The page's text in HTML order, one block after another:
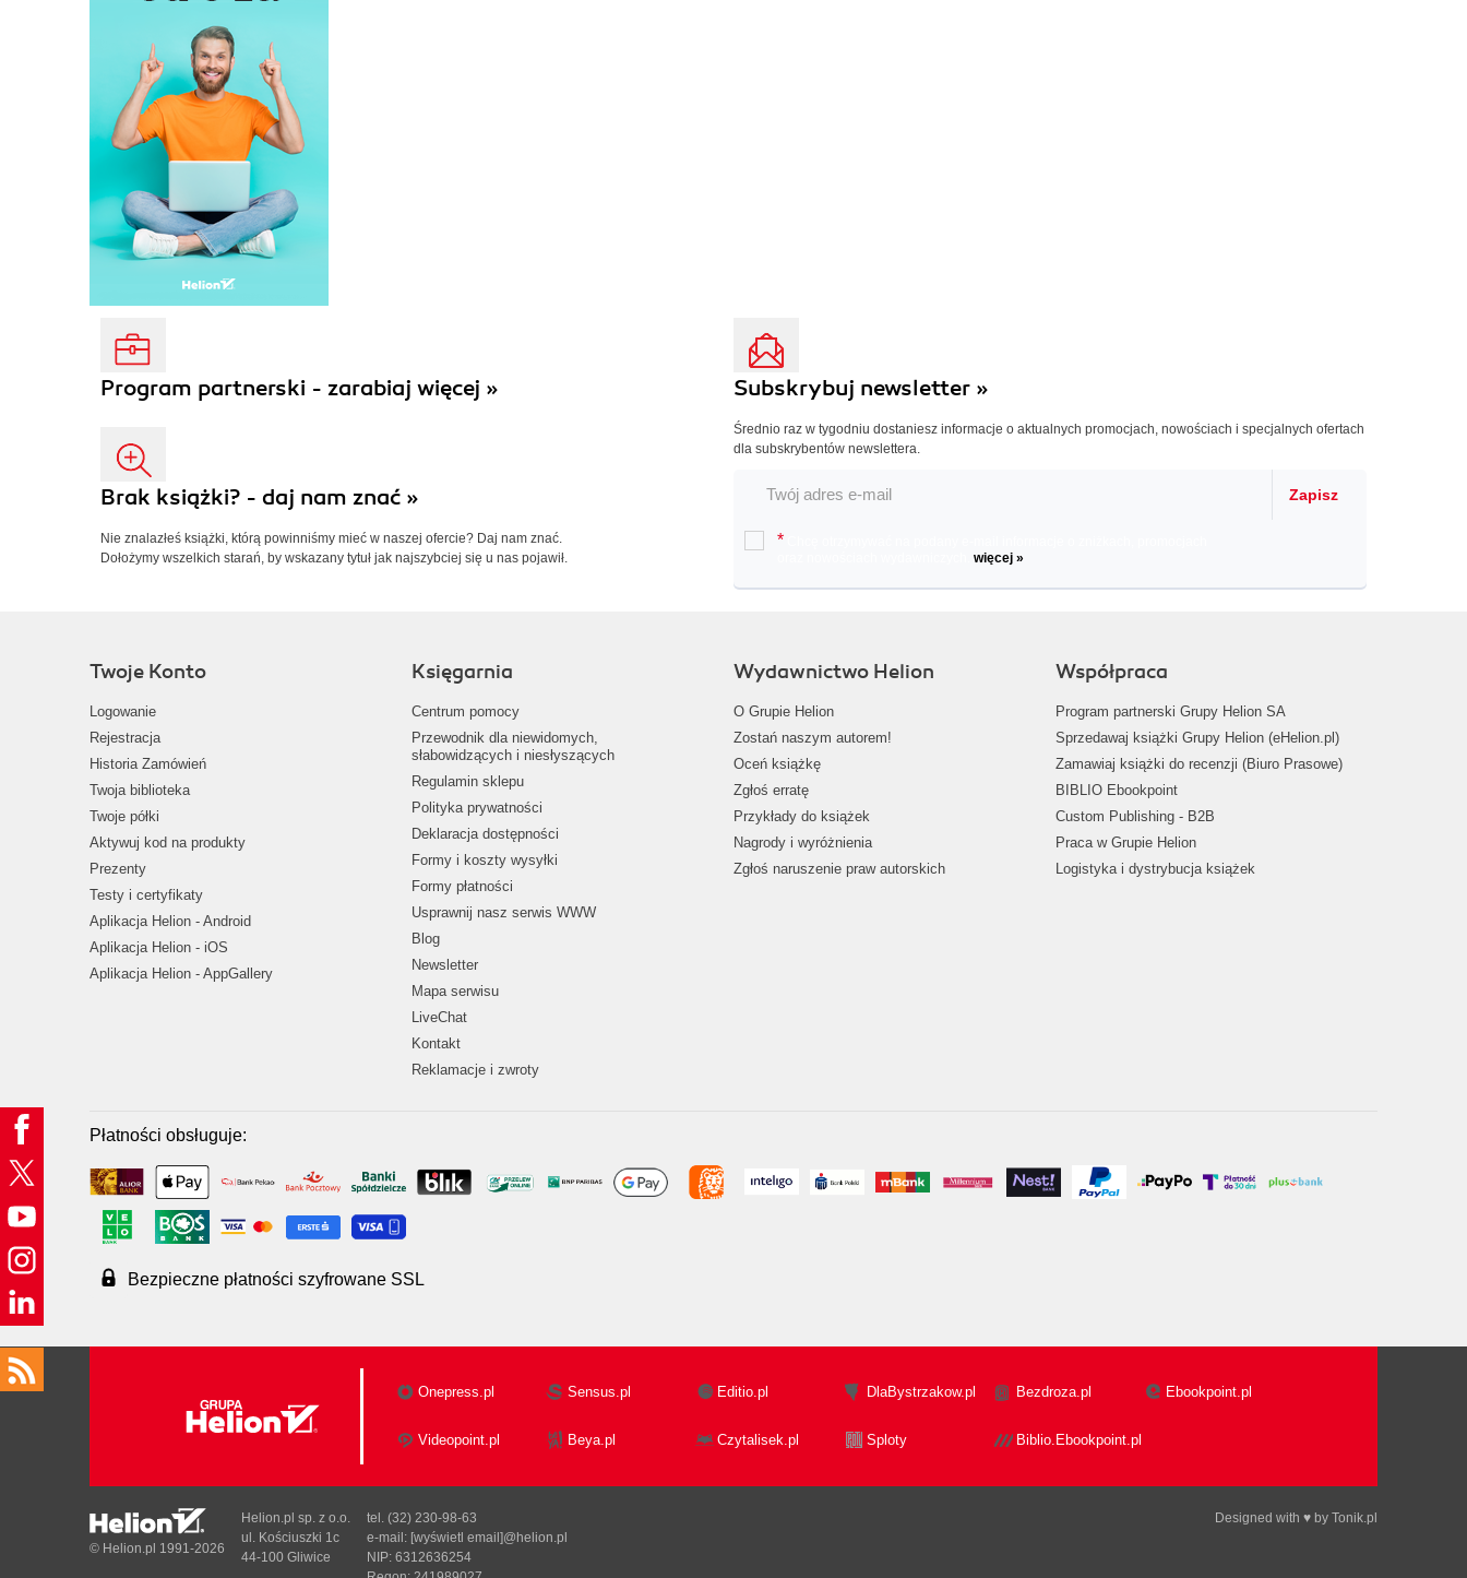
Program partnerski - zarabiaj więcej »
Brak książki? - daj nam znać »
Nie znalazłeś książki, którą powinniśmy mieć w naszej ofercie? Daj nam znać.
Dołożymy wszelkich starań, by wskazany tytuł jak najszybciej się u nas pojawił.
Subskrybuj newsletter »
Średnio raz w tygodniu dostaniesz informacje o aktualnych promocjach, nowościach i specjalnych ofertach
dla subskrybentów newslettera.
Zapisz
*
więcej »
Twoje Konto
Logowanie
Rejestracja
Historia Zamówień
Twoja biblioteka
Twoje półki
Aktywuj kod na produkty
Prezenty
Testy i certyfikaty
Aplikacja Helion - Android
Aplikacja Helion - iOS
Aplikacja Helion - AppGallery
Księgarnia
Centrum pomocy
Przewodnik dla niewidomych,
słabowidzących i niesłyszących
Regulamin sklepu
Polityka prywatności
Deklaracja dostępności
Formy i koszty wysyłki
Formy płatności
Usprawnij nasz serwis WWW
Blog
Newsletter
Mapa serwisu
LiveChat
Kontakt
Reklamacje i zwroty
Wydawnictwo Helion
O Grupie Helion
Zostań naszym autorem!
Oceń książkę
Zgłoś erratę
Przykłady do książek
Nagrody i wyróżnienia
Zgłoś naruszenie praw autorskich
Współpraca
Program partnerski Grupy Helion SA
Sprzedawaj książki Grupy Helion (eHelion.pl)
Zamawiaj książki do recenzji (Biuro Prasowe)
BIBLIO Ebookpoint
Custom Publishing - B2B
Praca w Grupie Helion
Logistyka i dystrybucja książek
Płatności obsługuje:
Bezpieczne płatności szyfrowane SSL
Onepress.pl Sensus.pl Editio.pl DlaBystrzakow.pl Bezdroza.pl Ebookpoint.pl
Videopoint.pl Beya.pl Czytalisek.pl Sploty Biblio.Ebookpoint.pl
Designed with ♥ by Tonik.pl
© Helion.pl 1991-2026
Helion.pl sp. z o.o.
ul. Kościuszki 1c
44-100 Gliwice
tel. (32) 230-98-63
e-mail: [wyświetl email]@helion.pl
NIP: 6312636254